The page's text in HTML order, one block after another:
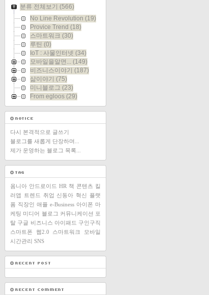
분류 전체보기
(566)
No Line Revolution (19)
Provice Trend (18)
스마트워크 (30)
루틴 (0)
IoT : 사물인터넷 (34)
모바일을알면... (149)
비즈니스이야기
(187)
삶이야기
(75)
미니블로그 (23)
From egloos (29)
다시 본격적으로 글쓰기
블로그를 새롭게 단장하며...
제가 운영하는 블로그 목록...
옴니아 안드로이드 HR 책 콘텐츠 킬
러앱
트렌드 취업 신동아 혁신 플랫
폼 직장인 애플 e-Business 아이폰 마
케팅 미디어 블로그 커뮤니케이션 포
탈 구글 비즈니스 아이패드 구인구직
스마트폰
웹2.0 스마트워크
모바일
시간관리 SNS